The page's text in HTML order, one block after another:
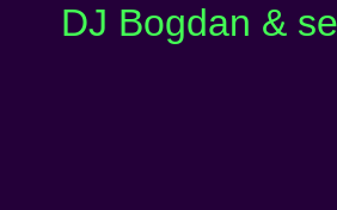
DJ Bogdan &